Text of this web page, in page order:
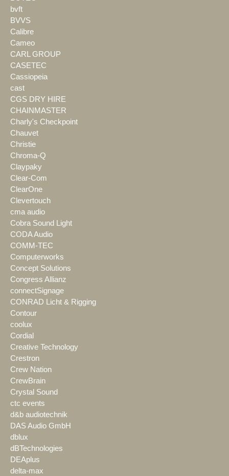
bvft
BVVS
Calibre
Cameo
CARL GROUP
CASETEC
Cassiopeia
cast
CGS DRY HIRE
CHAINMASTER
Charly's Checkpoint
Chauvet
Christie
Chroma-Q
Claypaky
Clear-Com
ClearOne
Clevertouch
cma audio
Cobra Sound Light
CODA Audio
COMM-TEC
Computerworks
Concept Solutions
Congress Allianz
connectSignage
CONRAD Licht & Rigging
Contour
coolux
Cordial
Creative Technology
Crestron
Crew Nation
CrewBrain
Crystal Sound
ctc events
d&b audiotechnik
DAS Audio GmbH
dblux
dBTechnologies
DEAplus
delta-max